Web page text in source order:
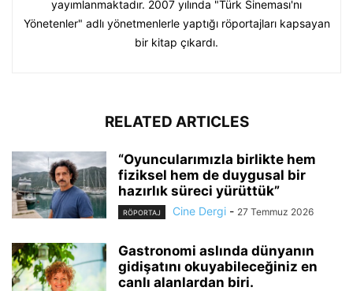
yayımlanmaktadır. 2007 yılında "Türk Sineması'nı
Yönetenler" adlı yönetmenlerle yaptığı röportajları kapsayan
bir kitap çıkardı.
RELATED ARTICLES
“Oyuncularımızla birlikte hem
fiziksel hem de duygusal bir
hazırlık süreci yürüttük”
RÖPORTAJ Cine Dergi - 27 Temmuz 2026
Gastronomi aslında dünyanın
gidişatını okuyabileceğiniz en
canlı alanlardan biri.